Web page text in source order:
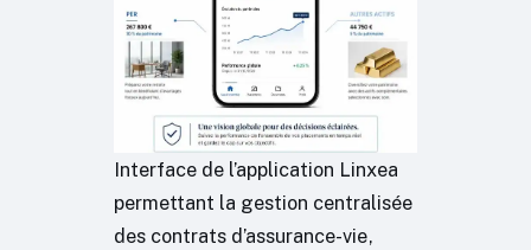
Interface de l’application Linxea
permettant la gestion centralisée
des contrats d’assurance-vie,